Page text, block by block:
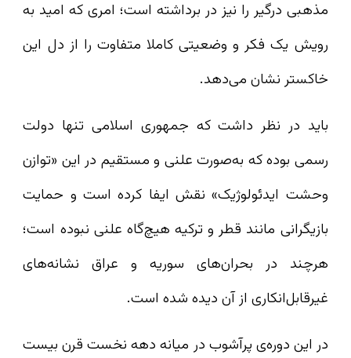
مذهبی درگیر را نیز در برداشته است؛ امری که امید به
رویش یک فکر و وضعیتی کاملا متفاوت را از دل این
خاکستر نشان می‌دهد.
باید در نظر داشت که جمهوری اسلامی تنها دولت
رسمی بوده که به‌صورت علنی و مستقیم در این «توازن
وحشت ایدئولوژیک» نقش ایفا کرده است و حمایت
بازیگرانی مانند قطر و ترکیه هیچ‌گاه علنی نبوده است؛
هرچند در بحران‌های سوریه و عراق نشانه‌های
غیرقابل‌انکاری از آن دیده شده است.
در این دوره‌ی پرآشوب در میانه‌ دهه‌ نخست قرن بیست‌